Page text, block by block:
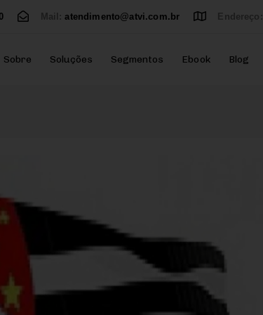
Mail:atendimento@atvi.com.br Endereço:
Sobre Soluções Segmentos Ebook Blog